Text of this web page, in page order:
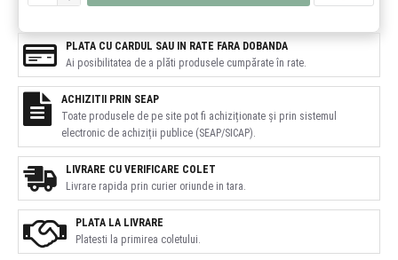
PLATA LA LIVRARE
Platesti la primirea coletului.
LIVRARE CU VERIFICARE COLET
Livrare rapida prin curier oriunde in tara.
PLATA CU CARDUL SAU IN RATE FARA DOBANDA
Ai posibilitatea de a plăti produsele cumpărate în rate.
ACHIZITII PRIN SEAP
Toate produsele de pe site pot fi achiziționate și prin sistemul
electronic de achiziții publice (SEAP/SICAP).